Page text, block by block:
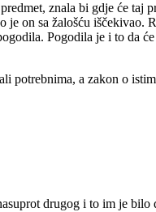
znala bi gdje će taj
on sa žalošću iščekivao.
Pogodila je i to da
potrebnima, a zakon o
drugog i to im je bilo